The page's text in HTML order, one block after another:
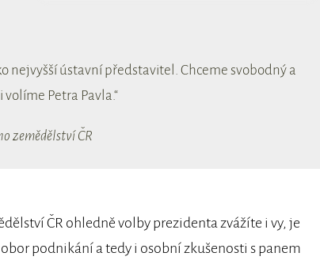
nejvyšší ústavní představitel. Chceme svobodný a
Petra Pavla.“
zemědělství ČR
ČR ohledně volby prezidenta zvážíte i vy, je
podnikání a tedy i osobní zkušenosti s panem